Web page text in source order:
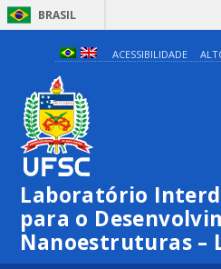
BRASIL
ACESSIBILIDADE
Laboratório
para o
Nanoestruturas –